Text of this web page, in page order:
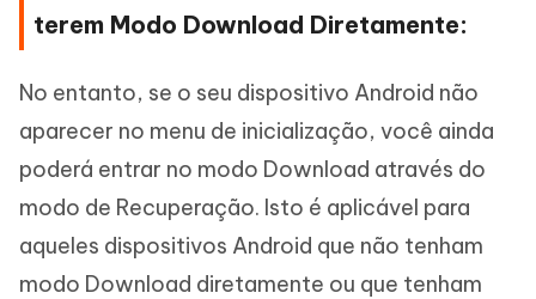
terem Modo Download Diretamente:
No entanto, se o seu dispositivo Android não
aparecer no menu de inicialização, você ainda
poderá entrar no modo Download através do
modo de Recuperação. Isto é aplicável para
aqueles dispositivos Android que não tenham
modo Download diretamente ou que tenham